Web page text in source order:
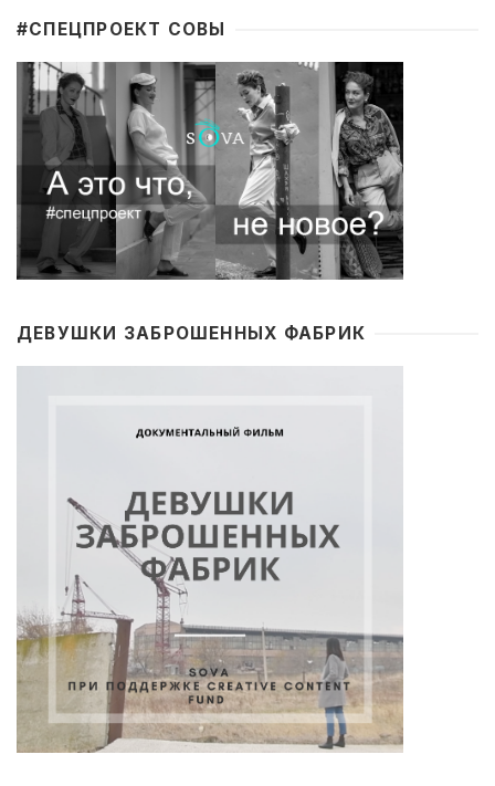
#CПЕЦПРОЕКТ СОВЫ
ДЕВУШКИ ЗАБРОШЕННЫХ ФАБРИК